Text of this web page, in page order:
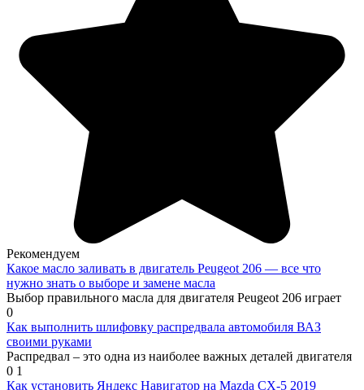
Рекомендуем
Какое масло заливать в двигатель Peugeot 206 — все что
нужно знать о выборе и замене масла
Выбор правильного масла для двигателя Peugeot 206 играет
0
Как выполнить шлифовку распредвала автомобиля ВАЗ
своими руками
Распредвал – это одна из наиболее важных деталей двигателя
0 1
Как установить Яндекс Навигатор на Mazda CX-5 2019